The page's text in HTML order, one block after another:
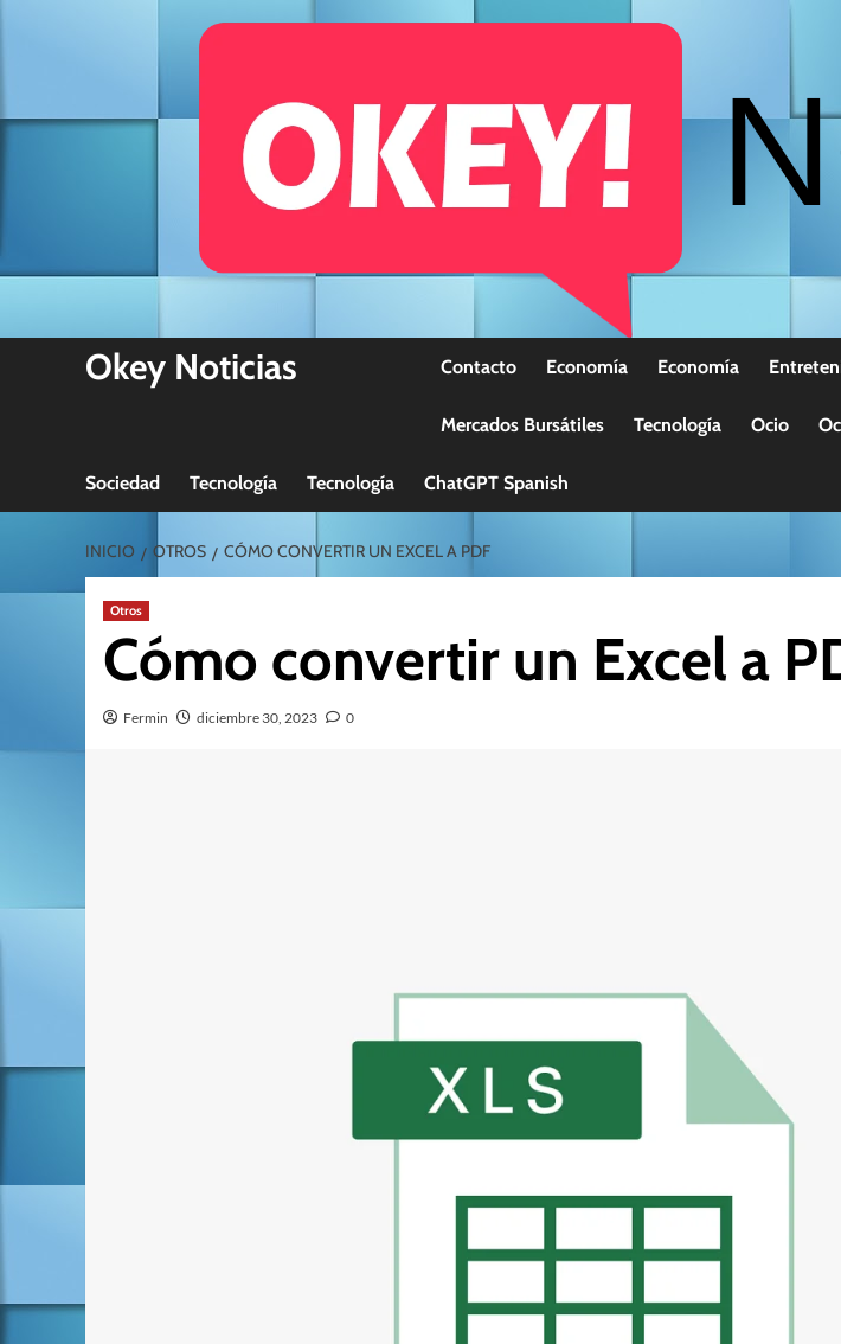
Okey Noticias Contacto Economía Economía
Mercados Bursátiles Tecnología Ocio
Sociedad Tecnología Tecnología ChatGPT Spanish
INICIO OTROS CÓMO CONVERTIR UN EXCEL A PDF
Otros
Cómo convertir un Excel a
Fermin diciembre 30, 2023 0